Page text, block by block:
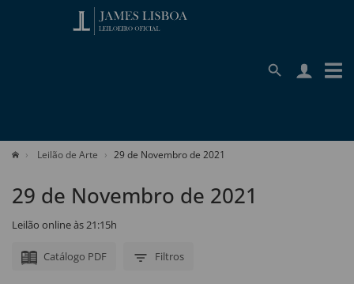
Leilão de Arte 29 de Novembro de 2021
29 de Novembro de 2021
Leilão online às 21:15h
Catálogo PDF Filtros